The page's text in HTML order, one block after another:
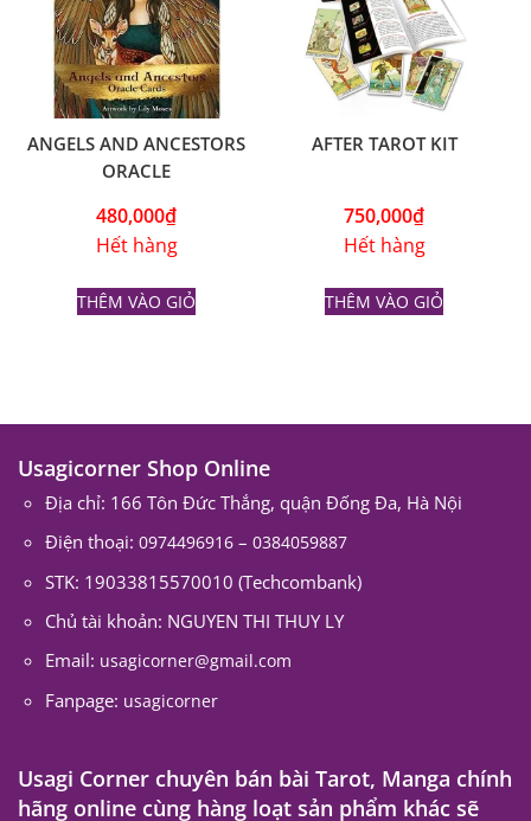
ANGELS AND ANCESTORS
ORACLE
480,000₫
Hết hàng
THÊM VÀO GIỎ
AFTER TAROT KIT
750,000₫
Hết hàng
THÊM VÀO GIỎ
Usagicorner Shop Online
Địa chỉ: 166 Tôn Đức Thắng, quận Đống Đa, Hà Nội
Điện thoại: 0974496916 – 0384059887
STK: 19033815570010 (Techcombank)
Chủ tài khoản: NGUYEN THI THUY LY
Email: usagicorner@gmail.com
Fanpage: usagicorner
Usagi Corner chuyên bán bài Tarot, Manga chính
hãng online cùng hàng loạt sản phẩm khác sẽ